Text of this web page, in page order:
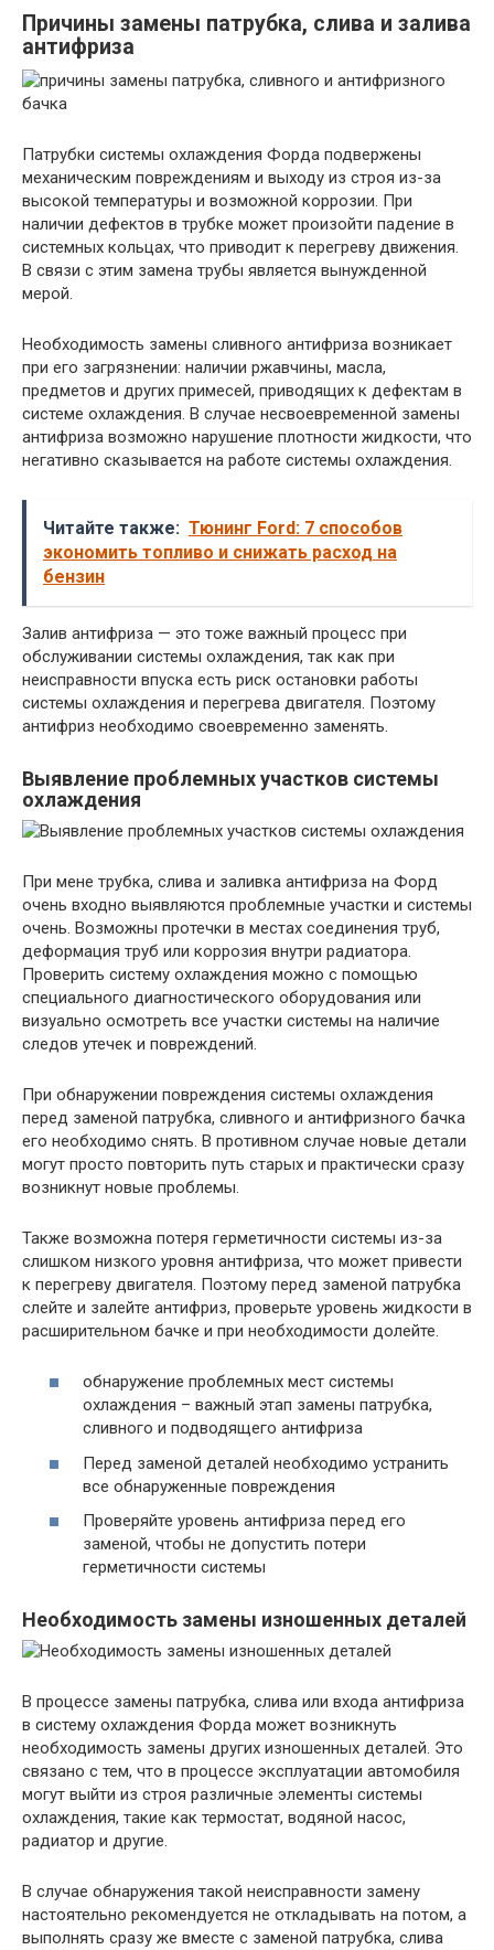
Причины замены патрубка, слива и залива
антифриза
Патрубки системы охлаждения Форда подвержены
механическим повреждениям и выходу из строя из-за
высокой температуры и возможной коррозии. При
наличии дефектов в трубке может произойти падение в
системных кольцах, что приводит к перегреву движения.
В связи с этим замена трубы является вынужденной
мерой.
Необходимость замены сливного антифриза возникает
при его загрязнении: наличии ржавчины, масла,
предметов и других примесей, приводящих к дефектам в
системе охлаждения. В случае несвоевременной замены
антифриза возможно нарушение плотности жидкости, что
негативно сказывается на работе системы охлаждения.
Читайте также: Тюнинг Ford: 7 способов
экономить топливо и снижать расход на
бензин
Залив антифриза — это тоже важный процесс при
обслуживании системы охлаждения, так как при
неисправности впуска есть риск остановки работы
системы охлаждения и перегрева двигателя. Поэтому
антифриз необходимо своевременно заменять.
Выявление проблемных участков системы
охлаждения
При мене трубка, слива и заливка антифриза на Форд
очень входно выявляются проблемные участки и системы
очень. Возможны протечки в местах соединения труб,
деформация труб или коррозия внутри радиатора.
Проверить систему охлаждения можно с помощью
специального диагностического оборудования или
визуально осмотреть все участки системы на наличие
следов утечек и повреждений.
При обнаружении повреждения системы охлаждения
перед заменой патрубка, сливного и антифризного бачка
его необходимо снять. В противном случае новые детали
могут просто повторить путь старых и практически сразу
возникнут новые проблемы.
Также возможна потеря герметичности системы из-за
слишком низкого уровня антифриза, что может привести
к перегреву двигателя. Поэтому перед заменой патрубка
слейте и залейте антифриз, проверьте уровень жидкости в
расширительном бачке и при необходимости долейте.
обнаружение проблемных мест системы
охлаждения – важный этап замены патрубка,
сливного и подводящего антифриза
Перед заменой деталей необходимо устранить
все обнаруженные повреждения
Проверяйте уровень антифриза перед его
заменой, чтобы не допустить потери
герметичности системы
Необходимость замены изношенных деталей
В процессе замены патрубка, слива или входа антифриза
в систему охлаждения Форда может возникнуть
необходимость замены других изношенных деталей. Это
связано с тем, что в процессе эксплуатации автомобиля
могут выйти из строя различные элементы системы
охлаждения, такие как термостат, водяной насос,
радиатор и другие.
В случае обнаружения такой неисправности замену
настоятельно рекомендуется не откладывать на потом, а
выполнять сразу же вместе с заменой патрубка, слива